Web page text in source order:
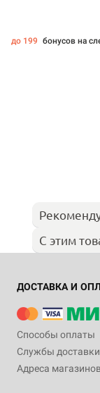
до 199 бонусов на
С этим
ДОСТАВКА И
Способы оплаты
Службы доставки
Адреса магазинов